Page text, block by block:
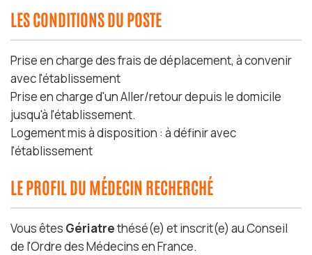
LES CONDITIONS DU POSTE
Prise en charge des frais de déplacement, à convenir
avec l'établissement
Prise en charge d'un Aller/retour depuis le domicile
jusqu'à l'établissement.
Logement mis à disposition : à définir avec
l'établissement
LE PROFIL DU MÉDECIN RECHERCHÉ
Vous êtes Gériatrethésé(e) et inscrit(e) au Conseil
de l'Ordre des Médecins en France.